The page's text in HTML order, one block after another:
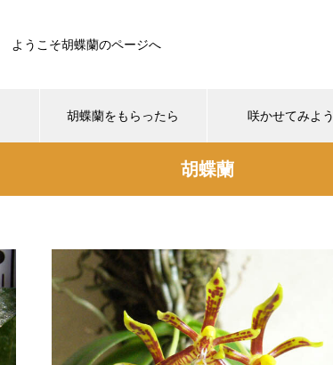
ようこそ胡蝶蘭のページへ
胡蝶蘭をもらったら 咲かせてみよう
胡蝶蘭